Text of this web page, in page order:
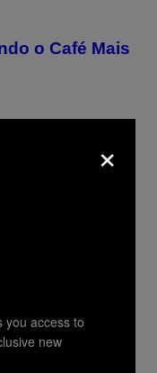
o Café Mais
Acabou com
×
you access to
new